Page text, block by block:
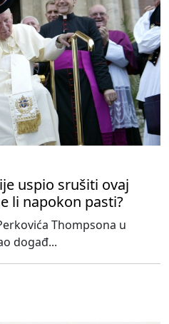
uspio srušiti ovaj
li napokon pasti?
Thompsona u
događ...